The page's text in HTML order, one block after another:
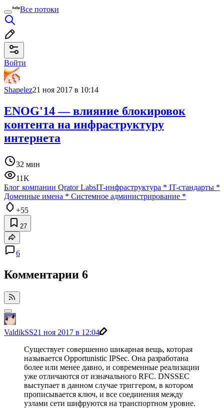
Все потоки
Войти
Shapelez21 ноя 2017 в 10:14
ENOG'14 — влияние блокировок
контента на инфраструктуру
интернета
32 мин
11K
Блог компании Qrator LabsIT-инфраструктура * IT-стандарты *
Доменные имена * Системное администрирование *
+55
27
6
Комментарии 6
ValdikSS21 ноя 2017 в 12:04
Существует совершенно шикарная вещь, которая
называется Opportunistic IPSec. Она разработана
более или менее давно, и современные реализации
уже отличаются от изначального RFC. DNSSEC
выступает в данном случае триггером, в котором
прописывается ключ, и все соединения между
узлами сети шифруются на транспортном уровне.